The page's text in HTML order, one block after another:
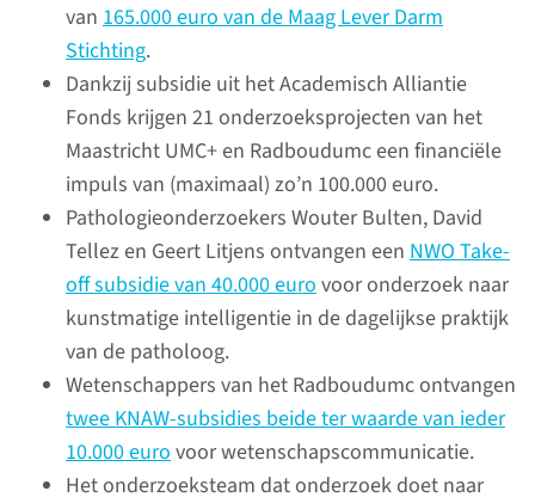
van 165.000 euro van de Maag Lever Darm
Stichting.
Dankzij subsidie uit het Academisch Alliantie
Fonds krijgen 21 onderzoeksprojecten van het
Maastricht UMC+ en Radboudumc een financiële
impuls van (maximaal) zo’n 100.000 euro.
Pathologieonderzoekers Wouter Bulten, David
Tellez en Geert Litjens ontvangen een NWO Take-
off subsidie van 40.000 eurovoor onderzoek naar
kunstmatige intelligentie in de dagelijkse praktijk
van de patholoog.
Wetenschappers van het Radboudumc ontvangen
twee KNAW-subsidies beide ter waarde van ieder
10.000 eurovoor wetenschapscommunicatie.
Het onderzoeksteam dat onderzoek doet naar
Duurzaam onderzoek
Doen we de goede
onderzoeken en doen we deze
onderzoeken op de goede
manier? Dit zijn de vragen die
centraal staan als we het
hebben over duurzaam
onderzoek.
lees meer